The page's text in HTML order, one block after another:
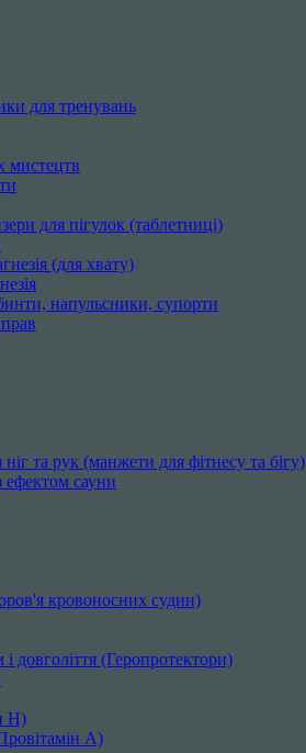
для тренувань
мистецтв
для пігулок (таблетниці)
(для хвату)
напульсники, супорти
та рук (манжети для фітнесу та бігу)
сауни
кровоносних судин)
і довголіття (Геропротектори)
H)
А)